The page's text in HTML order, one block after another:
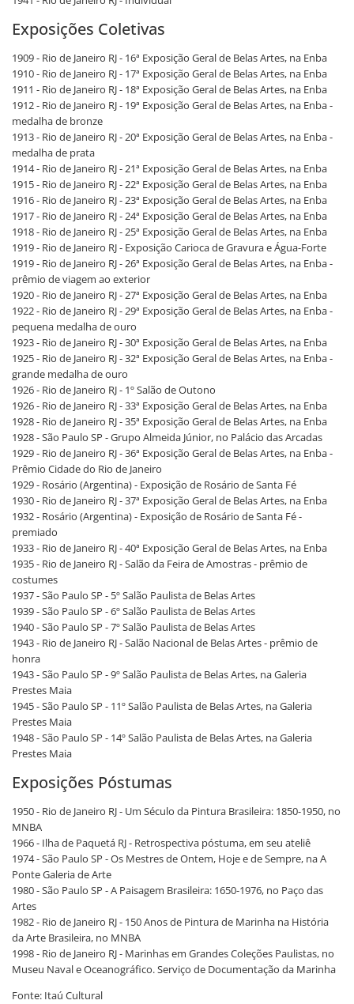
Exposições Coletivas
1909 - Rio de Janeiro RJ - 16ª Exposição Geral de Belas Artes, na Enba
1910 - Rio de Janeiro RJ - 17ª Exposição Geral de Belas Artes, na Enba
1911 - Rio de Janeiro RJ - 18ª Exposição Geral de Belas Artes, na Enba
1912 - Rio de Janeiro RJ - 19ª Exposição Geral de Belas Artes, na Enba -
medalha de bronze
1913 - Rio de Janeiro RJ - 20ª Exposição Geral de Belas Artes, na Enba -
medalha de prata
1914 - Rio de Janeiro RJ - 21ª Exposição Geral de Belas Artes, na Enba
1915 - Rio de Janeiro RJ - 22ª Exposição Geral de Belas Artes, na Enba
1916 - Rio de Janeiro RJ - 23ª Exposição Geral de Belas Artes, na Enba
1917 - Rio de Janeiro RJ - 24ª Exposição Geral de Belas Artes, na Enba
1918 - Rio de Janeiro RJ - 25ª Exposição Geral de Belas Artes, na Enba
1919 - Rio de Janeiro RJ - Exposição Carioca de Gravura e Água-Forte
1919 - Rio de Janeiro RJ - 26ª Exposição Geral de Belas Artes, na Enba -
prêmio de viagem ao exterior
1920 - Rio de Janeiro RJ - 27ª Exposição Geral de Belas Artes, na Enba
1922 - Rio de Janeiro RJ - 29ª Exposição Geral de Belas Artes, na Enba -
pequena medalha de ouro
1923 - Rio de Janeiro RJ - 30ª Exposição Geral de Belas Artes, na Enba
1925 - Rio de Janeiro RJ - 32ª Exposição Geral de Belas Artes, na Enba -
grande medalha de ouro
1926 - Rio de Janeiro RJ - 1º Salão de Outono
1926 - Rio de Janeiro RJ - 33ª Exposição Geral de Belas Artes, na Enba
1928 - Rio de Janeiro RJ - 35ª Exposição Geral de Belas Artes, na Enba
1928 - São Paulo SP - Grupo Almeida Júnior, no Palácio das Arcadas
1929 - Rio de Janeiro RJ - 36ª Exposição Geral de Belas Artes, na Enba -
Prêmio Cidade do Rio de Janeiro
1929 - Rosário (Argentina) - Exposição de Rosário de Santa Fé
1930 - Rio de Janeiro RJ - 37ª Exposição Geral de Belas Artes, na Enba
1932 - Rosário (Argentina) - Exposição de Rosário de Santa Fé -
premiado
1933 - Rio de Janeiro RJ - 40ª Exposição Geral de Belas Artes, na Enba
1935 - Rio de Janeiro RJ - Salão da Feira de Amostras - prêmio de
costumes
1937 - São Paulo SP - 5º Salão Paulista de Belas Artes
1939 - São Paulo SP - 6º Salão Paulista de Belas Artes
1940 - São Paulo SP - 7º Salão Paulista de Belas Artes
1943 - Rio de Janeiro RJ - Salão Nacional de Belas Artes - prêmio de
honra
1943 - São Paulo SP - 9º Salão Paulista de Belas Artes, na Galeria
Prestes Maia
1945 - São Paulo SP - 11º Salão Paulista de Belas Artes, na Galeria
Prestes Maia
1948 - São Paulo SP - 14º Salão Paulista de Belas Artes, na Galeria
Prestes Maia
Exposições Póstumas
1950 - Rio de Janeiro RJ - Um Século da Pintura Brasileira: 1850-1950, no
MNBA
1966 - Ilha de Paquetá RJ - Retrospectiva póstuma, em seu ateliê
1974 - São Paulo SP - Os Mestres de Ontem, Hoje e de Sempre, na A
Ponte Galeria de Arte
1980 - São Paulo SP - A Paisagem Brasileira: 1650-1976, no Paço das
Artes
1982 - Rio de Janeiro RJ - 150 Anos de Pintura de Marinha na História
da Arte Brasileira, no MNBA
1998 - Rio de Janeiro RJ - Marinhas em Grandes Coleções Paulistas, no
Museu Naval e Oceanográfico. Serviço de Documentação da Marinha
Fonte: Itaú Cultural